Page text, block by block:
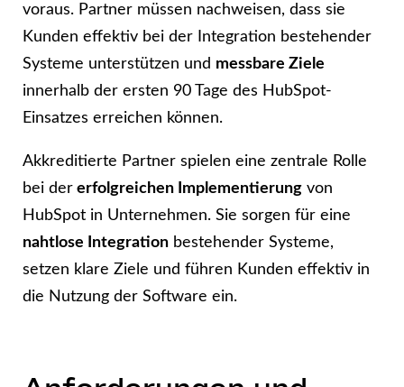
voraus. Partner müssen nachweisen, dass sie
Kunden effektiv bei der Integration bestehender
Systeme unterstützen und messbare Ziele
innerhalb der ersten 90 Tage des HubSpot-
Einsatzes erreichen können.
Akkreditierte Partner spielen eine zentrale Rolle
bei der erfolgreichen Implementierung von
HubSpot in Unternehmen. Sie sorgen für eine
nahtlose Integration bestehender Systeme,
setzen klare Ziele und führen Kunden effektiv in
die Nutzung der Software ein.